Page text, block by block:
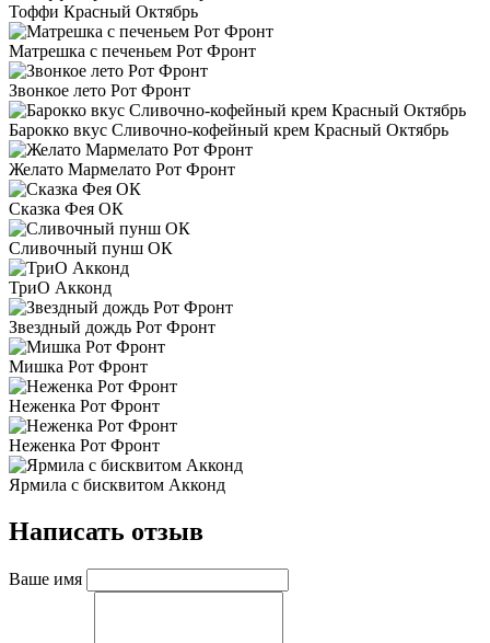
Тоффи Красный Октябрь
Матрешка с печеньем Рот Фронт
Звонкое лето Рот Фронт
Барокко вкус Сливочно-кофейный крем Красный Октябрь
Желато Мармелато Рот Фронт
Сказка Фея ОК
Сливочный пунш ОК
ТриО Акконд
Звездный дождь Рот Фронт
Мишка Рот Фронт
Неженка Рот Фронт
Неженка Рот Фронт
Ярмила с бисквитом Акконд
Написать отзыв
Ваше имя